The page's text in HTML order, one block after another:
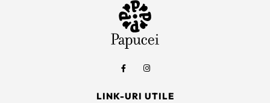
LINK-URI UTILE